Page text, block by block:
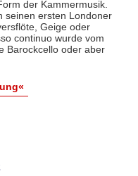
der Kammermusik.
seinen ersten Londoner
Geige oder
continuo wurde vom
Barockcello oder aber